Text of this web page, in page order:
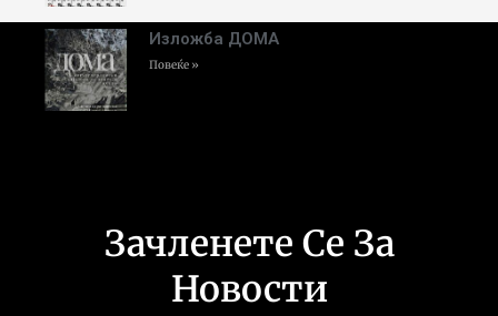
Изложба ДОМА
Повеќе »
Зачленете Се За
Новости